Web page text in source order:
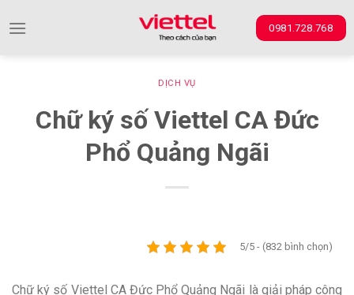
to
0981.728.768
DỊCH VỤ
Chữ ký số Viettel CA Đức
Phổ Quảng Ngãi
5/5 - (832 bình chọn)
Chữ ký số Viettel CA Đức Phổ Quảng Ngãi là giải pháp công